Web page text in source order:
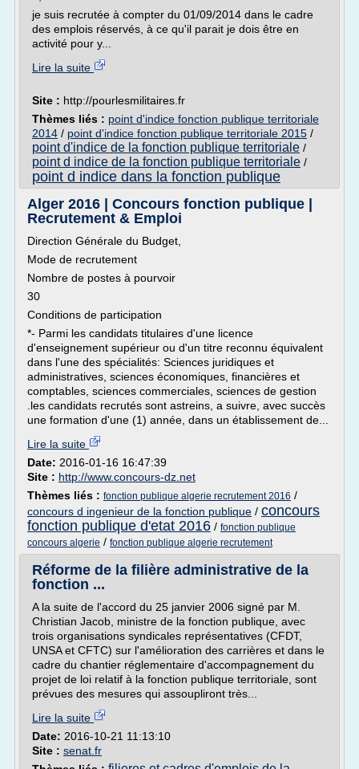
je suis recrutée à compter du 01/09/2014 dans le cadre
des emplois réservés, à ce qu'il parait je dois être en
activité pour y...
Lire la suite
Site : http://pourlesmilitaires.fr
Thèmes liés : point d'indice fonction publique territoriale
2014 / point d'indice fonction publique territoriale 2015 /
point d'indice de la fonction publique territoriale /
point d indice de la fonction publique territoriale /
point d indice dans la fonction publique
Alger 2016 | Concours fonction publique |
Recrutement & Emploi
Direction Générale du Budget,
Mode de recrutement
Nombre de postes à pourvoir
30
Conditions de participation
*- Parmi les candidats titulaires d'une licence
d'enseignement supérieur ou d'un titre reconnu équivalent
dans l'une des spécialités: Sciences juridiques et
administratives, sciences économiques, financières et
comptables, sciences commerciales, sciences de gestion
.les candidats recrutés sont astreins, a suivre, avec succès
une formation d'une (1) année, dans un établissement de...
Lire la suite
Date: 2016-01-16 16:47:39
Site : http://www.concours-dz.net
Thèmes liés : fonction publique algerie recrutement 2016 /
concours d ingenieur de la fonction publique / concours
fonction publique d'etat 2016 / fonction publique
concours algerie / fonction publique algerie recrutement
Réforme de la filière administrative de la
fonction ...
A la suite de l'accord du 25 janvier 2006 signé par M.
Christian Jacob, ministre de la fonction publique, avec
trois organisations syndicales représentatives (CFDT,
UNSA et CFTC) sur l'amélioration des carrières et dans le
cadre du chantier réglementaire d'accompagnement du
projet de loi relatif à la fonction publique territoriale, sont
prévues des mesures qui assoupliront très...
Lire la suite
Date: 2016-10-21 11:13:10
Site : senat.fr